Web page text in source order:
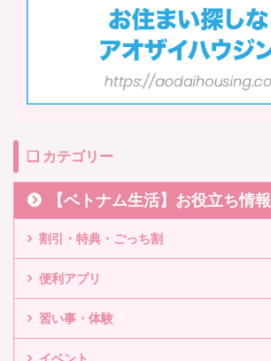
❏ カテゴリー
【ベトナム生活】お役立ち情報
割引・特典・ごっち割
便利アプリ
習い事・体験
イベント